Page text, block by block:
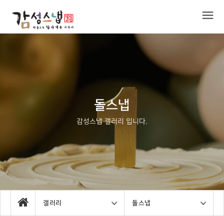
돌스냅
감성스냅 갤러리 입니다.
갤러리 돌스냅